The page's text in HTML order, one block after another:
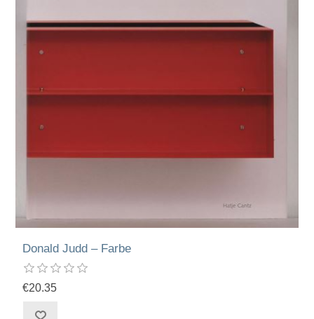
Donald Judd – Farbe
€20.35